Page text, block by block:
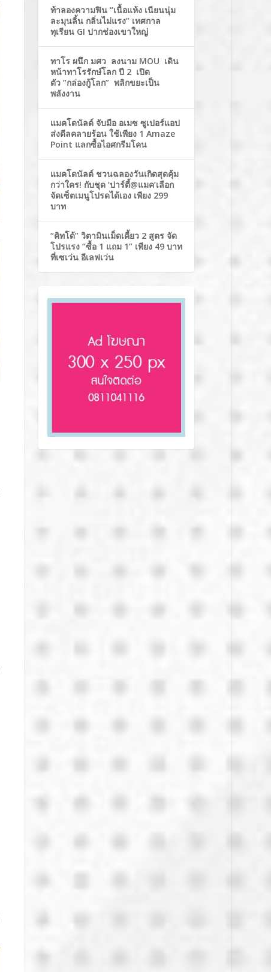
ท้าลองความฟิน “เนื้อแห้ง เนียนนุ่ม
ละมุนลิ้น กลิ่นไม่แรง” เทศกาล
ทุเรียน GI ปากช่องเขาใหญ่
ทาโร ผนึก มศว ลงนาม MOU เดิน
หน้าทาโรรักษ์โลก ปี 2 เปิด
ตัว “กล่องกู้โลก” พลิกขยะเป็น
พลังงาน
แมคโดนัลด์ จับมือ อเมซ ซูเปอร์แอป
ส่งดีลคลายร้อน ใช้เพียง 1 Amaze
Point แลกซื้อไอศกรีมโคน
แมคโดนัลด์ ชวนฉลองวันเกิดสุดคุ้ม
กว่าใคร! กับชุด ‘ปาร์ตี้@แมค’เลือก
จัดเซ็ตเมนูโปรดได้เอง เพียง 299
บาท
“คิทโด้” วิตามินเม็ดเคี้ยว 2 สูตร จัด
โปรแรง “ซื้อ 1 แถม 1” เพียง 49 บาท
ที่เซเว่น อีเลฟเว่น